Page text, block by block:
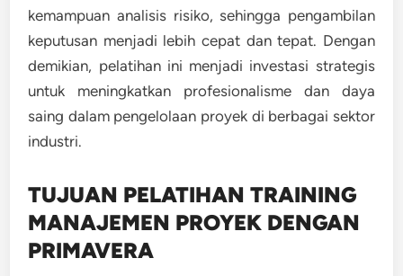
kemampuan analisis risiko, sehingga pengambilan
keputusan menjadi lebih cepat dan tepat. Dengan
demikian, pelatihan ini menjadi investasi strategis
untuk meningkatkan profesionalisme dan daya
saing dalam pengelolaan proyek di berbagai sektor
industri.
TUJUAN PELATIHAN TRAINING
MANAJEMEN PROYEK DENGAN
PRIMAVERA